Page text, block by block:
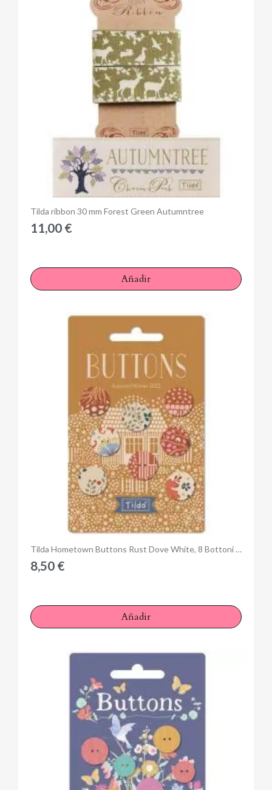
Anteprima
Tilda ribbon 30 mm Forest Green Autumntree
11,00 €
Añadir
Anteprima Tilda Hometown Buttons Rust Dove White, 8 Bottoni Arancioni da 16 mm Ricoperti in Tessuto
8,50 €
Añadir